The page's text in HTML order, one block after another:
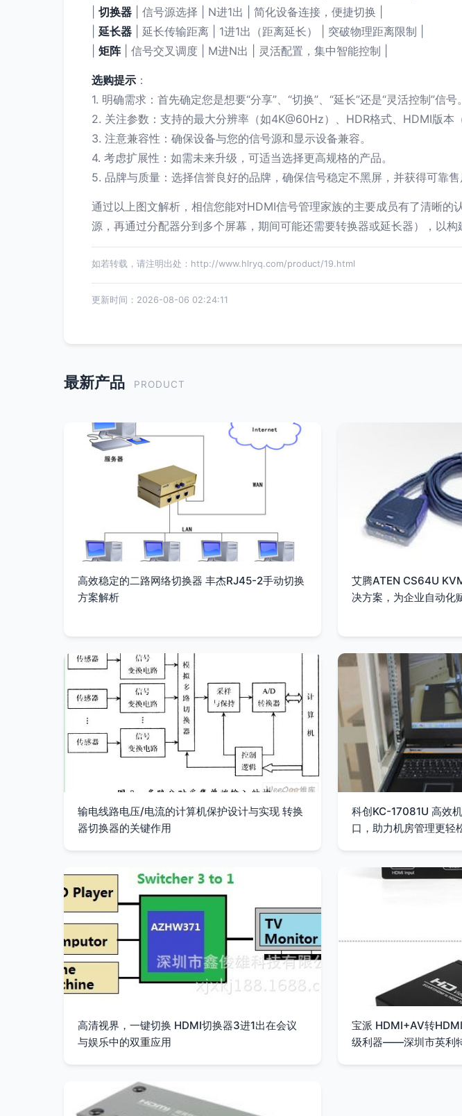
切换器 | 信号源选择 | N进1出 | 简化设备连接，便捷切换 |
延长器 | 延长传输距离 | 1进1出（距离延长） | 突破物理距离限制 |
矩阵| 信号交叉调度 | M进N出 | 灵活配置，集中智能控制 |
选购提示 ：
1. 明确需求：首先确定您是想要“分享”、“切换”、“延长”还是“灵活控制”信号。
2. 关注参数：支持的最大分辨率（如4K@60Hz）、HDR格式、HDMI版本
3. 注意兼容性：确保设备与您的信号源和显示设备兼容。
4. 考虑扩展性：如需未来升级，可适当选择更高规格的产品。
5. 品牌与质量：选择信誉良好的品牌，确保信号稳定不黑屏，并获得可靠售
通过以上图文解析，相信您能对HDMI信号管理家族的主要成员有了清晰
源，再通过分配器分到多个屏幕，期间可能还需要转换器或延长器），以
如若转载，请注明出处：http://www.hlryq.com/product/19.html
更新时间：2026-08-06 02:24:11
最新产品 PRODUCT
高效稳定的二路网络切换器 丰杰RJ45-2手动切换
方案解析
艾腾ATEN CS64U
决方案，为企业自动化
输电线路电压/电流的计算机保护设计与实现 转换
器切换器的关键作用
科创KC-17081U 高效
口，助力机房管理更轻
高清视界，一键切换 HDMI切换器3进1出在会议
与娱乐中的双重应用
宝派 HDMI+AV转
级利器——深圳市英利